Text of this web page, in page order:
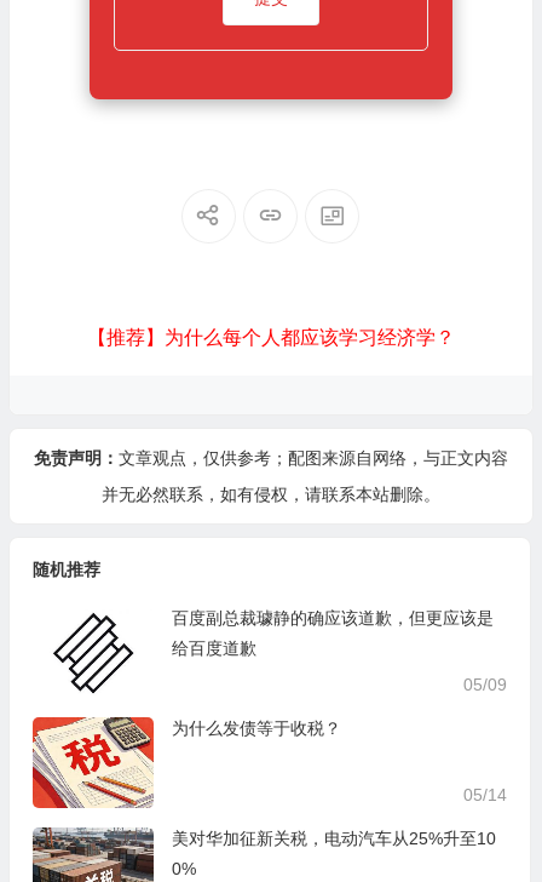
【推荐】为什么每个人都应该学习经济学？
免责声明： 文章观点，仅供参考；配图来源自网络，与正文内容
并无必然联系，如有侵权，请联系本站删除。
随机推荐
百度副总裁璩静的确应该道歉，但更应该是
给百度道歉
05/09
为什么发债等于收税？
05/14
美对华加征新关税，电动汽车从25%升至10
0%